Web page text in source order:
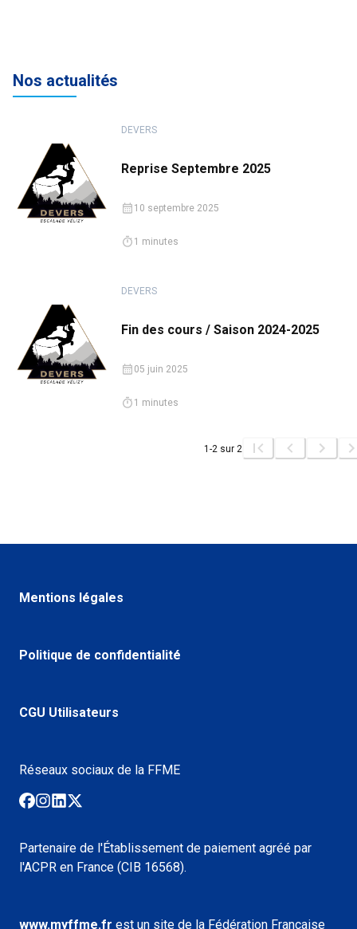
Nos actualités
DEVERS
Reprise Septembre 2025
10 septembre 2025
1 minutes
DEVERS
Fin des cours / Saison 2024-2025
05 juin 2025
1 minutes
1 -2 sur 2
Mentions légales
Politique de confidentialité
CGU Utilisateurs
Partenaire de l'Établissement de paiement agréé par
l'ACPR en France (CIB 16568).
www.myffme.fr est un site de la Fédération Française
Réseaux sociaux de la FFME